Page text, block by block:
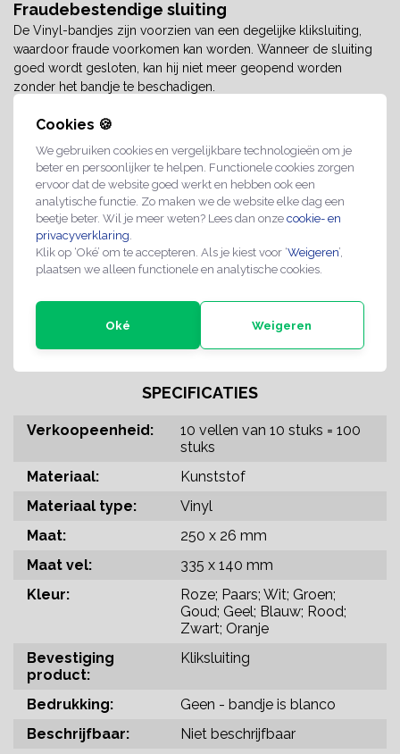
Cookies 🍪
We gebruiken cookies en vergelijkbare technologieën om je
beter en persoonlijker te helpen. Functionele cookies zorgen
ervoor dat de website goed werkt en hebben ook een
analytische functie. Zo maken we de website elke dag een
beetje beter. Wil je meer weten? Lees dan onze cookie- en
privacyverklaring.
Klik op ‘Oké’ om te accepteren. Als je kiest voor ‘Weigeren’,
plaatsen we alleen functionele en analytische cookies.
Oké Weigeren
Fraudebestendige sluiting
De Vinyl-bandjes zijn voorzien van een degelijke kliksluiting,
waardoor fraude voorkomen kan worden. Wanneer de sluiting
goed wordt gesloten, kan hij niet meer geopend worden
zonder het bandje te beschadigen.
Beschrijfbaar
Bandjes zijn te beschrijven met een watervaste stift. Niet met een
gewone pen.
blanco polsbandjes gekleurde polsbandjes
polsband polsbandje polsbandjes
polsbandjes feest polsbandjes goedkoop
SPECIFICATIES
Verkoopeenheid:
10 vellen van 10 stuks = 100
stuks
Materiaal:
Kunststof
Materiaal type:
Vinyl
Maat:
250 x 26 mm
Maat vel:
335 x 140 mm
Kleur:
Roze; Paars; Wit; Groen;
Goud; Geel; Blauw; Rood;
Zwart; Oranje
Bevestiging
product:
Kliksluiting
Bedrukking:
Geen - bandje is blanco
Beschrijfbaar:
Niet beschrijfbaar